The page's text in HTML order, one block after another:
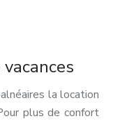
la location
plus de confort